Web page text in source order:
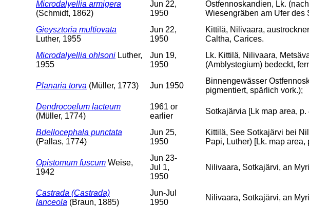
Microdalyellia armigera
(Schmidt, 1862)
Jun 22,
1950
Ostfennoskandien, Lk.
Wiesengräben am Ufer des
Gieysztoria multiovata
Luther, 1955
Jun 22,
1950
Kittilä, Nilivaara,
Caltha, Carices.
Microdalyellia ohlsoni Luther,
1955
Jun 19,
1950
Lk. Kittilä, Nilivaara,
(Amblystegium) bedeckt,
Planaria torva (Müller, 1773) Jun 1950
Binnengewässer
pigmentiert, spärlich vork.);
Dendrocoelum lacteum
(Müller, 1774)
1961 or
earlier
Sotkajärvia [Lk map area,
Bdellocephala punctata
(Pallas, 1774)
Jun 25,
1950
Kittilä, See Sotkajärvi bei
Papi, Luther) [Lk. map area,
Opistomum fuscum Weise,
1942
Jun 23-
Jul 1,
1950
Nilivaara, Sotkajärvi, an
Castrada (Castrada)
lanceola (Braun, 1885)
Jun-Jul
1950
Nilivaara, Sotkajärvi, an